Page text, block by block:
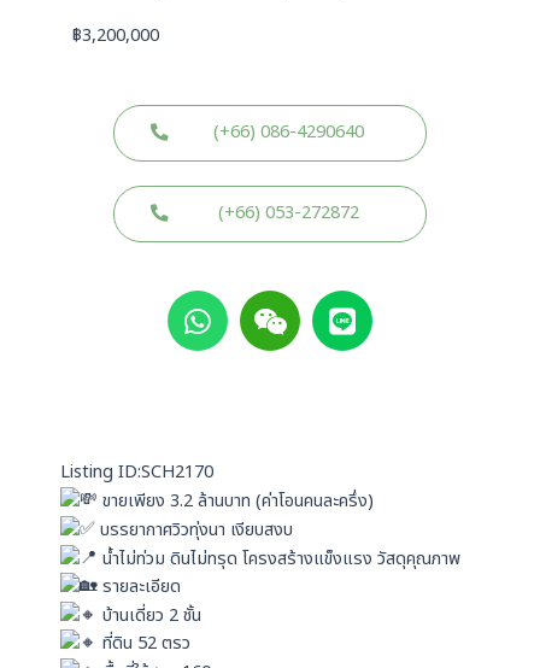
฿3,200,000
(+66) 086-4290640
(+66) 053-272872
W
h
a
p
p
W
e
i
L
i
n
Listing ID:SCH2170
ขายเพียง 3.2 ล้านบาท (ค่าโอนคนละครึ่ง)
บรรยากาศวิวทุ่งนา เงียบสงบ
น้ำไม่ท่วม ดินไม่ทรุด โครงสร้างแข็งแรง วัสดุคุณภาพ
รายละเอียด
บ้านเดี่ยว 2 ชั้น
ที่ดิน 52 ตรว